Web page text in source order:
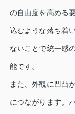
の自由度を高める
込むような落ち着
ないことで統一感
能です。
また、外観に凹凸
につながります。